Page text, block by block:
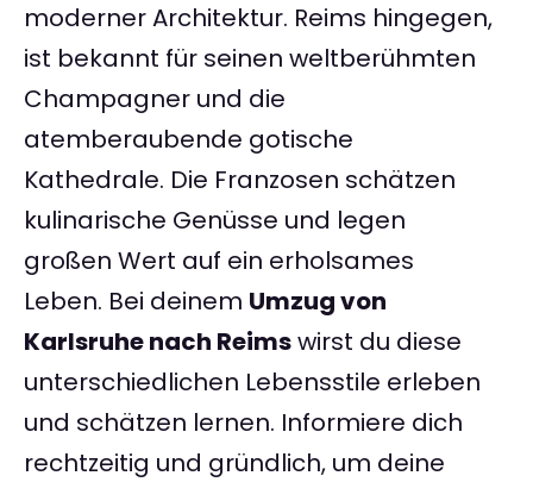
moderner Architektur. Reims hingegen,
ist bekannt für seinen weltberühmten
Champagner und die
atemberaubende gotische
Kathedrale. Die Franzosen schätzen
kulinarische Genüsse und legen
großen Wert auf ein erholsames
Leben. Bei deinem Umzug von
Karlsruhe nach Reimswirst du diese
unterschiedlichen Lebensstile erleben
und schätzen lernen. Informiere dich
rechtzeitig und gründlich, um deine